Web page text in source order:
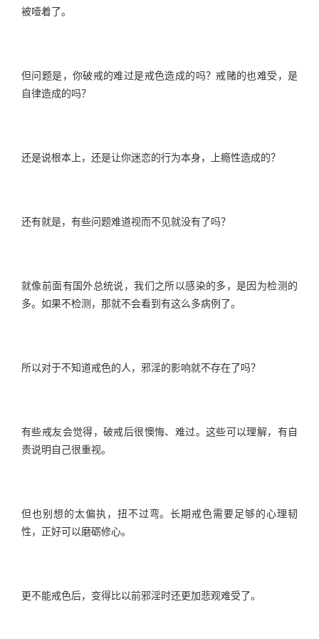
被噎着了。
但问题是，你破戒的难过是戒色造成的吗？戒赌的也难受，是
自律造成的吗？
还是说根本上，还是让你迷恋的行为本身，上瘾性造成的？
还有就是，有些问题难道视而不见就没有了吗？
就像前面有国外总统说，我们之所以感染的多，是因为检测的
多。如果不检测，那就不会看到有这么多病例了。
所以对于不知道戒色的人，邪淫的影响就不存在了吗？
有些戒友会觉得，破戒后很懊悔、难过。这些可以理解，有自
责说明自己很重视。
但也别想的太偏执，扭不过弯。长期戒色需要足够的心理韧
性，正好可以磨砺修心。
更不能戒色后，变得比以前邪淫时还更加悲观难受了。